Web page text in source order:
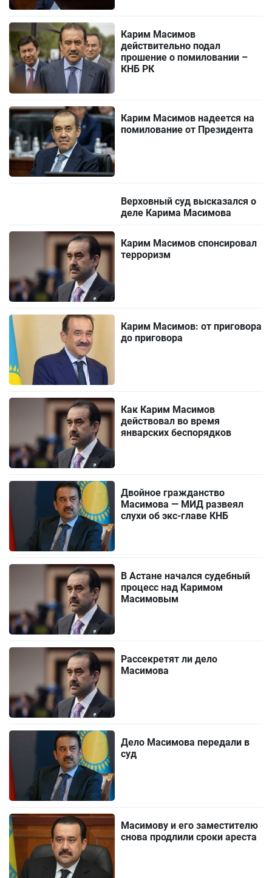
Карим Масимов
действительно подал
прошение о помиловании –
КНБ РК
Карим Масимов надеется на
помилование от Президента
Верховный суд высказался о
деле Карима Масимова
Карим Масимов спонсировал
терроризм
Карим Масимов: от приговора
до приговора
Как Карим Масимов
действовал во время
январских беспорядков
Двойное гражданство
Масимова — МИД развеял
слухи об экс-главе КНБ
В Астане начался судебный
процесс над Каримом
Масимовым
Рассекретят ли дело
Масимова
Дело Масимова передали в
суд
Масимову и его заместителю
снова продлили сроки ареста